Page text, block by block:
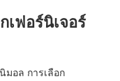
เฟอร์นิเจอร์
อล การเลือก